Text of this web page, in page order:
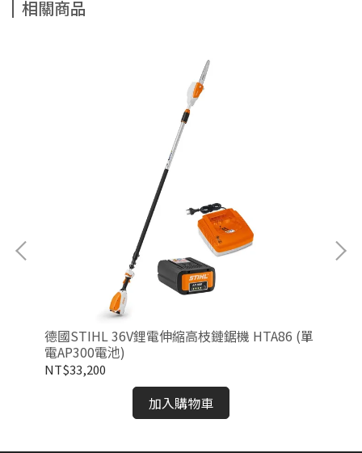
相關商品
德國STIHL 36V鋰電伸縮高枝鏈鋸機 HTA86 (單
電AP300電池)
NT$33,200
加入購物車